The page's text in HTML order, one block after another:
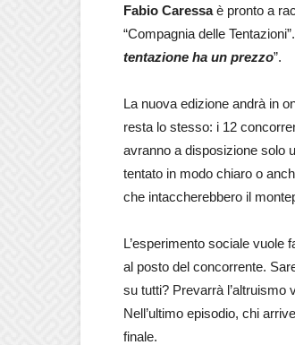
Fabio Caressaè pronto a
“Compagnia delle
tentazione ha un prezzo”.
La nuova edizione andrà in
resta lo stesso: i 12
avranno a disposizione solo
tentato in modo chiaro o
che intaccherebbero il
L’esperimento sociale
al posto del concorrente.
su tutti? Prevarrà l’altruismo
Nell’ultimo episodio, chi
finale.